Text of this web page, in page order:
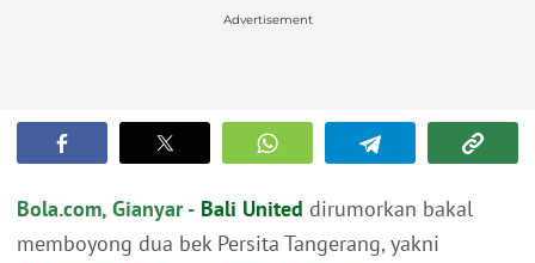
Advertisement
Bola.com, Gianyar - Bali United dirumorkan bakal
memboyong dua bek Persita Tangerang, yakni